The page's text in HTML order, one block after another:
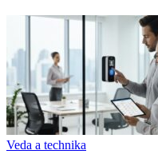
Veda a technika